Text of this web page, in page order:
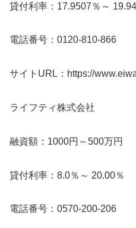
貸付利率：17.9507％～
電話番号：0120-810-866
サイトURL：https://
ライフティ株式会社
融資額：1000円～500万円
貸付利率：8.0％～ 20.00％
電話番号：0570-200-206